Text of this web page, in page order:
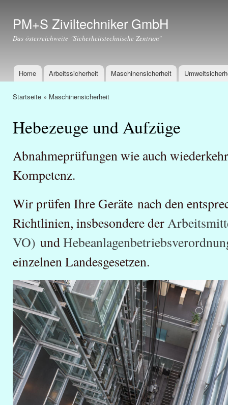
PM+S Ziviltechniker GmbH
Das österreichweite "Sicherheitstechnische Zentrum"
Hauptmenü
Home Arbeitssicherheit Maschinensicherheit
Startseite » Maschinensicherheit
Hebezeuge und Aufzüge
Abnahmeprüfungen wie auch
Kompetenz.
Wir prüfen Ihre Geräte nach den
Richtlinien, insbesondere der
VO) und
einzelnen Landesgesetzen.